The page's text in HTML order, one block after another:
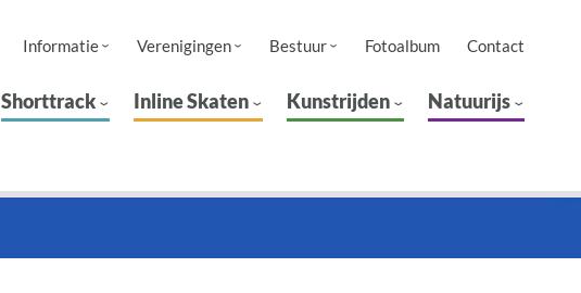
Informatie Verenigingen Bestuur Fotoalbum Contact
Shorttrack Inline Skaten Kunstrijden Natuurijs